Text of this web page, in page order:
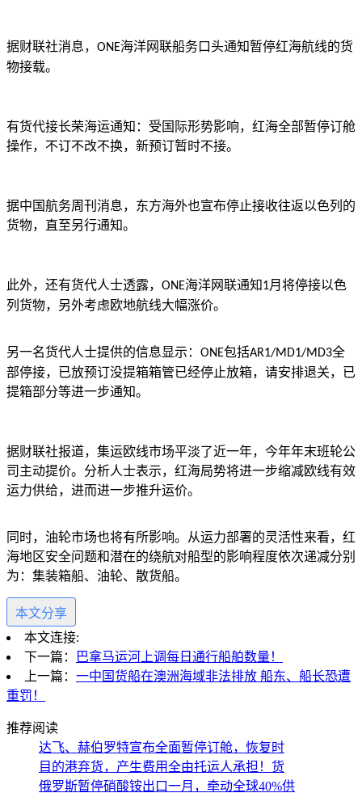
据财联社消息， ONE海洋网联船务口头通知暂停红海航线的货
物接载。
有货代接长荣海运通知：受国际形势影响，红海全部暂停订舱
操作，不订不改不换，新预订暂时不接。
据中国航务周刊消息，东方海外也宣布停止接收往返以色列的
货物，直至另行通知。
此外，还有货代人士透露， ONE海洋网联通知1月将停接以色
列货物，另外考虑欧地航线大幅涨价。
另一名货代人士提供的信息显示： ONE包括AR1/MD1/MD3全
部停接，已放预订没提箱箱管已经停止放箱，请安排退关，已
提箱部分等进一步通知。
据财联社报道，集运欧线市场平淡了近一年，今年年末班轮公
司主动提价。分析人士表示，红海局势将进一步缩减欧线有效
运力供给，进而进一步推升运价。
同时，油轮市场也将有所影响。从运力部署的灵活性来看，红
海地区安全问题和潜在的绕航对船型的影响程度依次递减分别
为：集装箱船、油轮、散货船。
本文分享
本文连接:
下一篇：
巴拿马运河上调每日通行船舶数量！
上一篇： 一中国货船在澳洲海域非法排放 船东、船长恐遭
重罚！
推荐阅读
达飞、赫伯罗特宣布全面暂停订舱，恢复时
目的港弃货，产生费用全由托运人承担！货
俄罗斯暂停硝酸铵出口一月，牵动全球40%供